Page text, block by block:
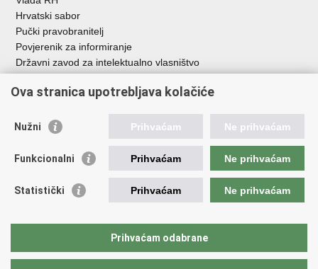
Hrvatski sabor
Pučki pravobranitelj
Povjerenik za informiranje
Državni zavod za intelektualno vlasništvo
HAKOM
Ostale poveznice
Hrvatski audiovizualni centar
Creative Europe
EU National Institutes for Culture
Međunarodni centar za podvodnu arheologiju u Zadru (MCPA)
Ova stranica upotrebljava kolačiće
Nužni Prihvaćam Ne prihvaćam
Funkcionalni Prihvaćam Ne prihvaćam
Statistički Prihvaćam Ne prihvaćam
Prihvaćam odabrane